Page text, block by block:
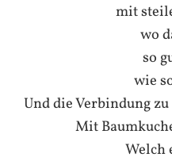
mit
wo
so
wie
Und die Verbindung
Mit
Welch